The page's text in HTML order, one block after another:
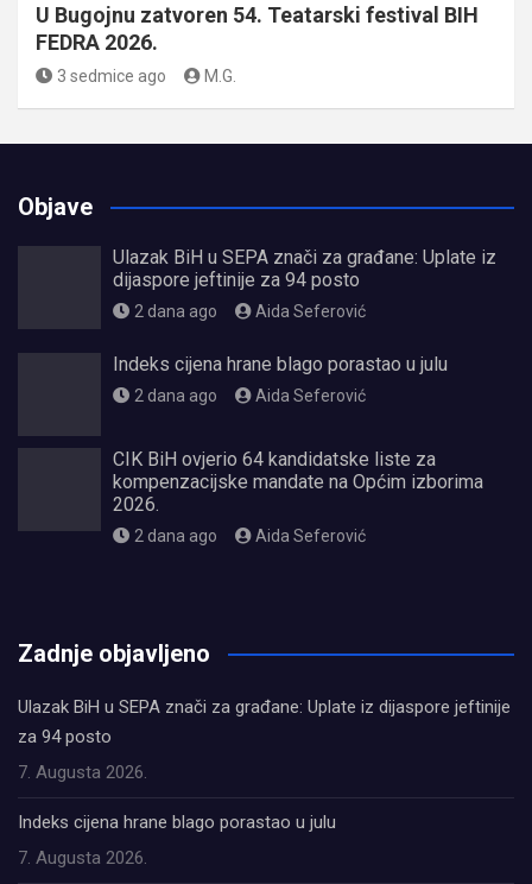
U Bugojnu zatvoren 54. Teatarski festival BIH
FEDRA 2026.
3 sedmice ago M.G.
Objave
Ulazak BiH u SEPA znači za građane: Uplate iz
dijaspore jeftinije za 94 posto
2 dana ago Aida Seferović
Indeks cijena hrane blago porastao u julu
2 dana ago Aida Seferović
CIK BiH ovjerio 64 kandidatske liste za
kompenzacijske mandate na Općim izborima
2026.
2 dana ago Aida Seferović
Zadnje objavljeno
Ulazak BiH u SEPA znači za građane: Uplate iz dijaspore jeftinije
za 94 posto
7. Augusta 2026.
Indeks cijena hrane blago porastao u julu
7. Augusta 2026.